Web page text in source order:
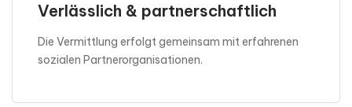
Verlässlich & partnerschaftlich
Die Vermittlung erfolgt gemeinsam mit erfahrenen
sozialen Partnerorganisationen.